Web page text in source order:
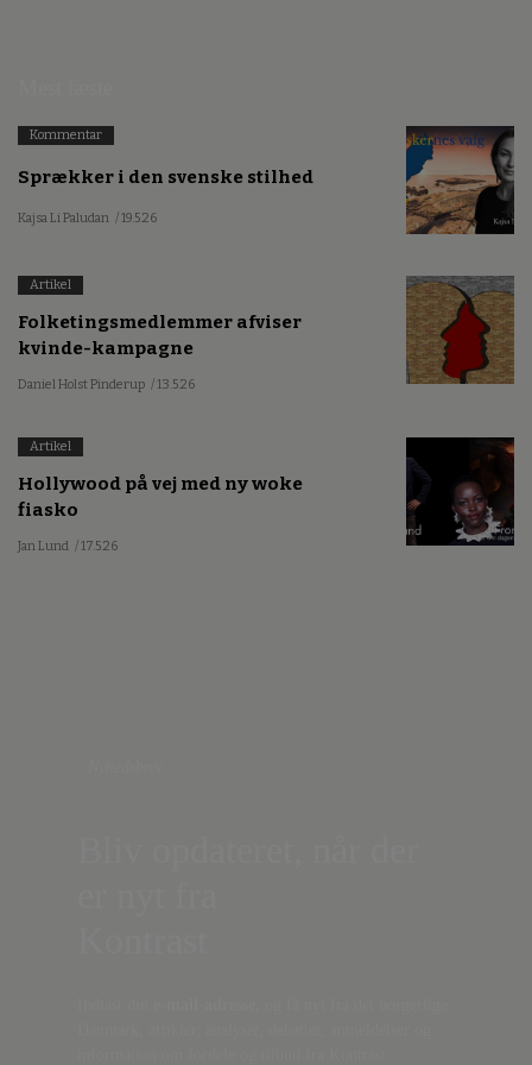
Kommentar
Sprækker i den svenske stilhed
Kajsa Li Paludan / 19.5.26
Artikel
Folketingsmedlemmer afviser
kvinde-kampagne
Daniel Holst Pinderup / 13.5.26
Artikel
Hollywood på vej med ny woke
fiasko
Jan Lund / 17.5.26